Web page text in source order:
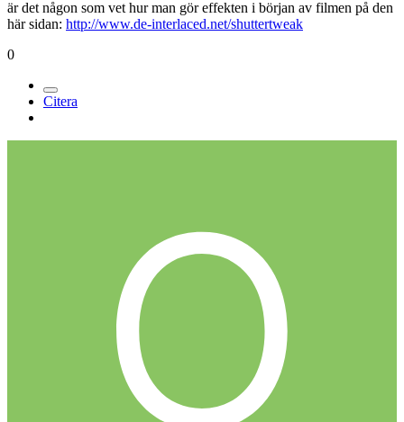
är det någon som vet hur man gör effekten i början av filmen på den
här sidan: http://www.de-interlaced.net/shuttertweak
0
Citera